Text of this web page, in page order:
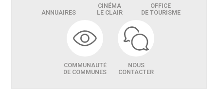
ANNUAIRES
CINÉMA
LE CLAIR
OFFICE
DE TOURISME
COMMUNAUTÉ
DE COMMUNES
NOUS
CONTACTER